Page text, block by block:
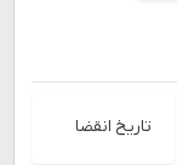
تاریخ انقضا